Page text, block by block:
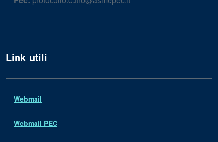
Link utili
Webmail
Webmail PEC